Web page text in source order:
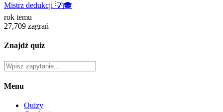
Mistrz dedukcji 💡🎓
rok temu
27,709 zagrań
Znajdź quiz
Menu
Quizy